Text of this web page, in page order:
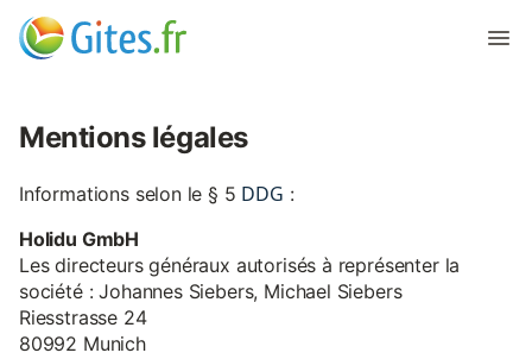
Mentions légales
Informations selon le § 5 DDG :
Holidu GmbH
Les directeurs généraux autorisés à représenter la
société : Johannes Siebers, Michael Siebers
Riesstrasse 24
80992 Munich